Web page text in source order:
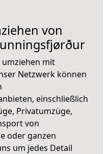
von
umziehen mit
Netzwerk können
einschließlich
Privatumzüge,
von
oder ganzen
um jedes Detail